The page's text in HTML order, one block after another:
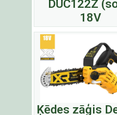
DUC122Z
18V
Ķēdes zāģis